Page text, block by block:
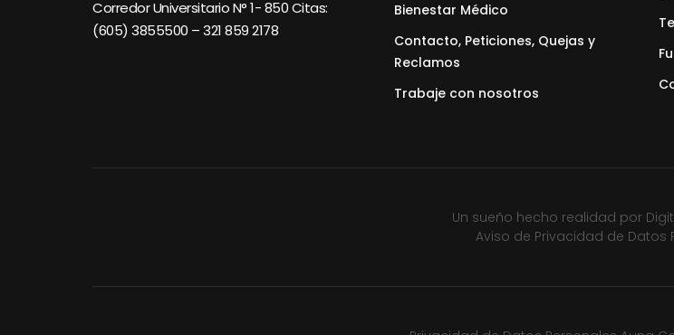
Corredor Universitario N° 1- 850 Citas:
(605) 3855500 – 321 859 2178
Bienestar Médico
Contacto, Peticiones, Quejas y
Reclamos
Trabaje con nosotros
Un sueño hecho realidad por
Aviso de Privacidad de Datos